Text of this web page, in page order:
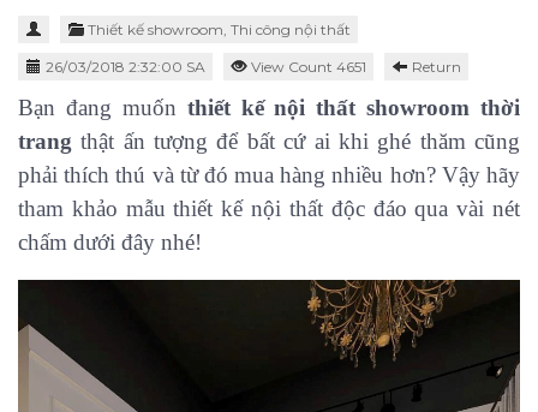
Thiết kế showroom, Thi công nội thất
26/03/2018 2:32:00 SA View Count 4651 Return
Bạn đang muốn thiết kế nội thất showroom thời
trang thật ấn tượng để bất cứ ai khi ghé thăm cũng
phải thích thú và từ đó mua hàng nhiều hơn? Vậy hãy
tham khảo mẫu thiết kế nội thất độc đáo qua vài nét
chấm dưới đây nhé!